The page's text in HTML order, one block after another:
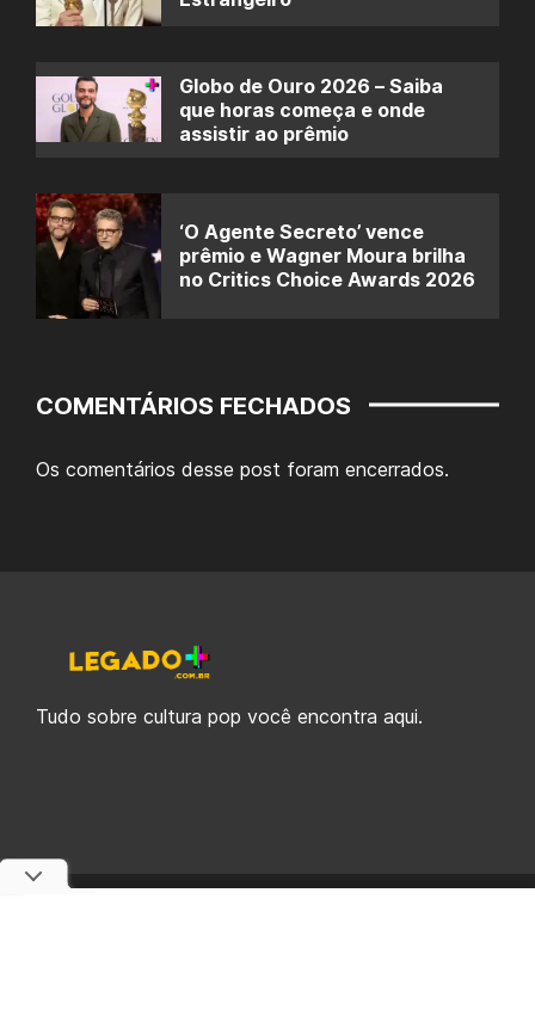
Globo de Ouro 2026 – Saiba
que horas começa e onde
assistir ao prêmio
‘O Agente Secreto’ vence
prêmio e Wagner Moura brilha
no Critics Choice Awards 2026
COMENTÁRIOS FECHADOS
Os comentários desse post foram encerrados.
Tudo sobre cultura pop você encontra aqui.